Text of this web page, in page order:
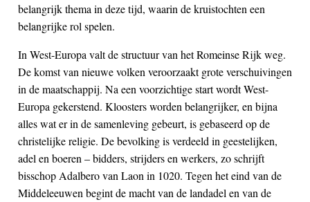
belangrijk thema in deze tijd, waarin de kruistochten een
belangrijke rol spelen.
In West-Europa valt de structuur van het Romeinse Rijk weg.
De komst van nieuwe volken veroorzaakt grote verschuivingen
in de maatschappij. Na een voorzichtige start wordt West-
Europa gekerstend. Kloosters worden belangrijker, en bijna
alles wat er in de samenleving gebeurt, is gebaseerd op de
christelijke religie. De bevolking is verdeeld in geestelijken,
adel en boeren – bidders, strijders en werkers, zo schrijft
bisschop Adalbero van Laon in 1020. Tegen het eind van de
Middeleeuwen begint de macht van de landadel en van de